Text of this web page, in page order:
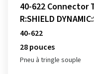
40-622 Connector
R:SHIELD
40-622
28 pouces
Pneu à tringle souple